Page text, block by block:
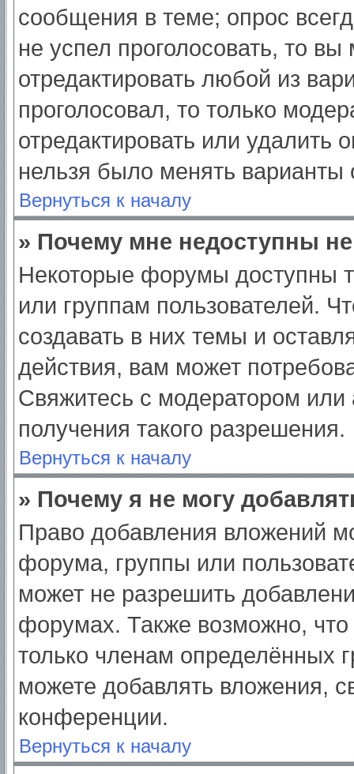
сообщения в теме; опрос
не успел проголосовать, то
отредактировать любой из
проголосовал, то только
отредактировать или удалить
нельзя было менять варианты
Вернуться к началу
» Почему мне недоступны
Некоторые форумы доступны
или группам пользователей.
создавать в них темы и
действия, вам может
Свяжитесь с модератором
получения такого разрешения.
Вернуться к началу
» Почему я не могу
Право добавления вложений
форума, группы или
может не разрешить
форумах. Также возможно,
только членам определённых
можете добавлять вложения,
конференции.
Вернуться к началу